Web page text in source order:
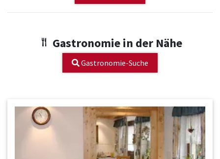
Gastronomie in der Nähe
Gastronomie-Suche